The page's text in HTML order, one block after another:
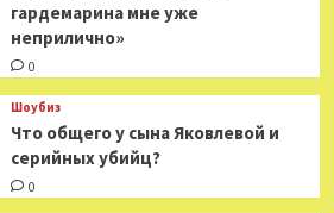
гардемарина мне уже
неприлично»
0
Шоубиз
Что общего у сына Яковлевой и
серийных убийц?
0